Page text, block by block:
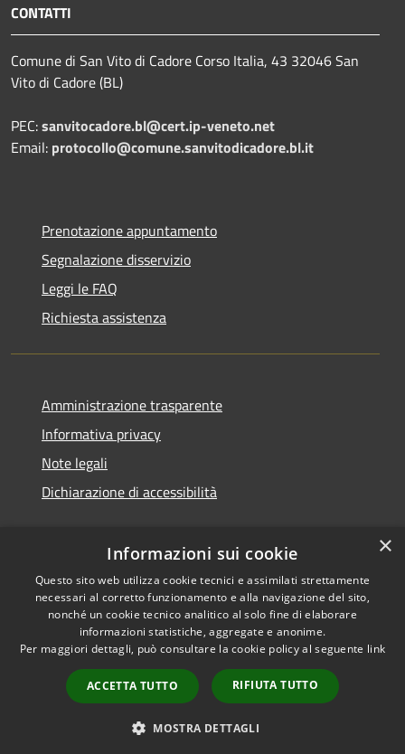
CONTATTI
Comune di San Vito di Cadore Corso Italia, 43 32046 San
Vito di Cadore (BL)
PEC:sanvitocadore.bl@cert.ip-veneto.net
Email: protocollo@comune.sanvitodicadore.bl.it
Prenotazione appuntamento
Segnalazione disservizio
Leggi le FAQ
Richiesta assistenza
Amministrazione trasparente
Informativa privacy
Note legali
Dichiarazione di accessibilità
RSS
Accessibilità
Copyright © 2026 • Comune di
byMunicipium
Accesso
redazione
×
Informazioni sui cookie
Questo sito web utilizza cookie tecnici e assimilati strettamente
necessari al corretto funzionamento e alla navigazione del sito,
nonché un cookie tecnico analitico al solo fine di elaborare
informazioni statistiche, aggregate e anonime.
Per maggiori dettagli, può consultare la cookie policy al seguente link
ACCETTA TUTTO RIFIUTA TUTTO
MOSTRA DETTAGLI